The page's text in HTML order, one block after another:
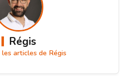
Régis
articles de Régis